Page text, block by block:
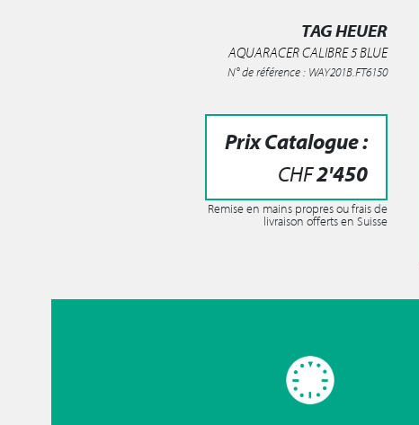
TAG HEUER
AQUARACER CALIBRE 5 BLUE
N° de référence : WAY201B.FT6150
Prix Catalogue :
CHF2'450
Remise en mains propres ou frais de
livraison offerts en Suisse